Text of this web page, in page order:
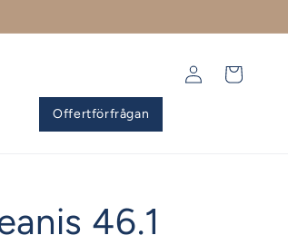
Offertförfrågan
Logga
Varukorg
46.1